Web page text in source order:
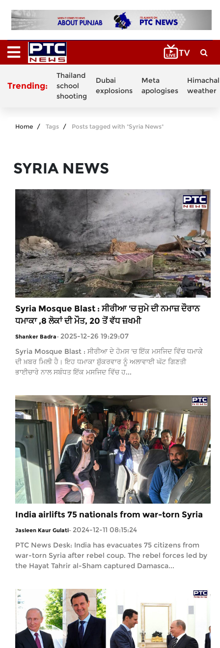
Trending:
Thailand
school
shooting
Dubai
explosions
Meta
apologises
Himachal
weather
Home Tags Posts tagged with "Syria News"
SYRIA NEWS
Syria Mosque Blast : ਸੀਰੀਆ 'ਚ ਜੁਮੇ ਦੀ ਨਮਾਜ਼ ਦੌਰਾਨ
ਧਮਾਕਾ ,8 ਲੋਕਾਂ ਦੀ ਮੌਤ, 20 ਤੋਂ ਵੱਧ ਜ਼ਖਮੀ
Shanker Badra- 2025-12-26 19:29:07
Syria Mosque Blast : ਸੀਰੀਆ ਦੇ ਹੋਮਸ 'ਚ ਇੱਕ ਮਸਜਿਦ ਵਿੱਚ ਧਮਾਕੇ
ਦੀ ਖ਼ਬਰ ਮਿਲੀ ਹੈ। ਇਹ ਧਮਾਕਾ ਸ਼ੁੱਕਰਵਾਰ ਨੂੰ ਅਲਾਵਾਈ ਘੱਟ ਗਿਣਤੀ
ਭਾਈਚਾਰੇ ਨਾਲ ਸਬੰਧਤ ਇੱਕ ਮਸਜਿਦ ਵਿੱਚ ਹ...
India airlifts 75 nationals from war-torn Syria
Jasleen Kaur Gulati- 2024-12-11 08:15:24
PTC News Desk: India has evacuates 75 citizens from
war-torn Syria after rebel coup. The rebel forces led by
the Hayat Tahrir al-Sham captured Damasca...